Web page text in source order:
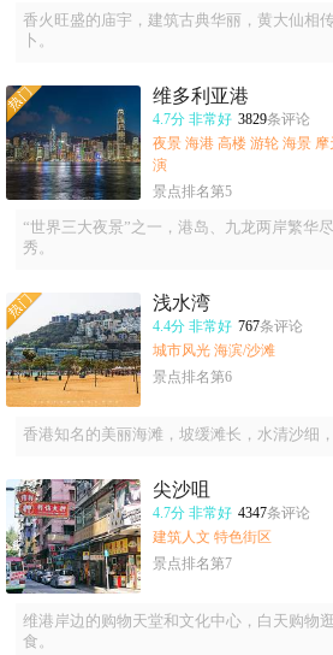
香火旺盛的庙宇，建筑古典华丽，黄大仙相
卜。
维多利亚港
4.7分 非常好 3829条评论
夜景 海港 高楼 游轮 海景
演
景点排名第5
“世界三大夜景”之一，港岛、九龙两岸繁华
秀。
浅水湾
4.4分 非常好 767条评论
城市风光 海滨/沙滩
景点排名第6
香港知名的美丽海滩，坡缓滩长，水清沙细
尖沙咀
4.7分 非常好 4347条评论
建筑人文 特色街区
景点排名第7
维港岸边的购物天堂和文化中心，白天购物
食。